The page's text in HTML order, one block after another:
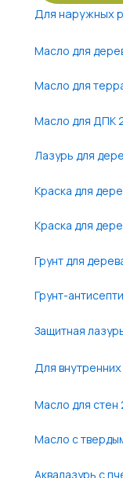
Для наружных
Масло для
Масло для
Масло для ДПК
Лазурь для
Краска для
Краска для
Грунт для
Грунт-
Защитная
Для
Масло для стен
Масло с
Аквалазурь с